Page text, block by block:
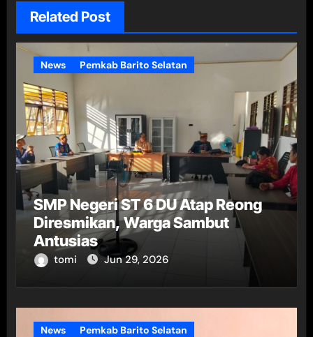
Related Post
News Pemkab Barito Selatan
SMP Negeri ST 6 DU Atap Reong
Diresmikan, Warga Sambut
Antusias
tomi Jun 29, 2026
News Pemkab Barito Selatan